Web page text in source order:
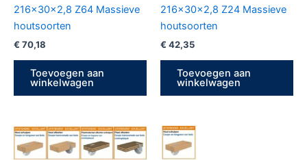
216x30x2,8 Z64 Massieve
houtsoorten
€ 70,18
Toevoegen aan
winkelwagen
216x30x2,8 Z24 Massieve
houtsoorten
€ 42,35
Toevoegen aan
winkelwagen